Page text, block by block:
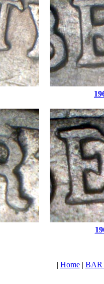
| Home| BAR